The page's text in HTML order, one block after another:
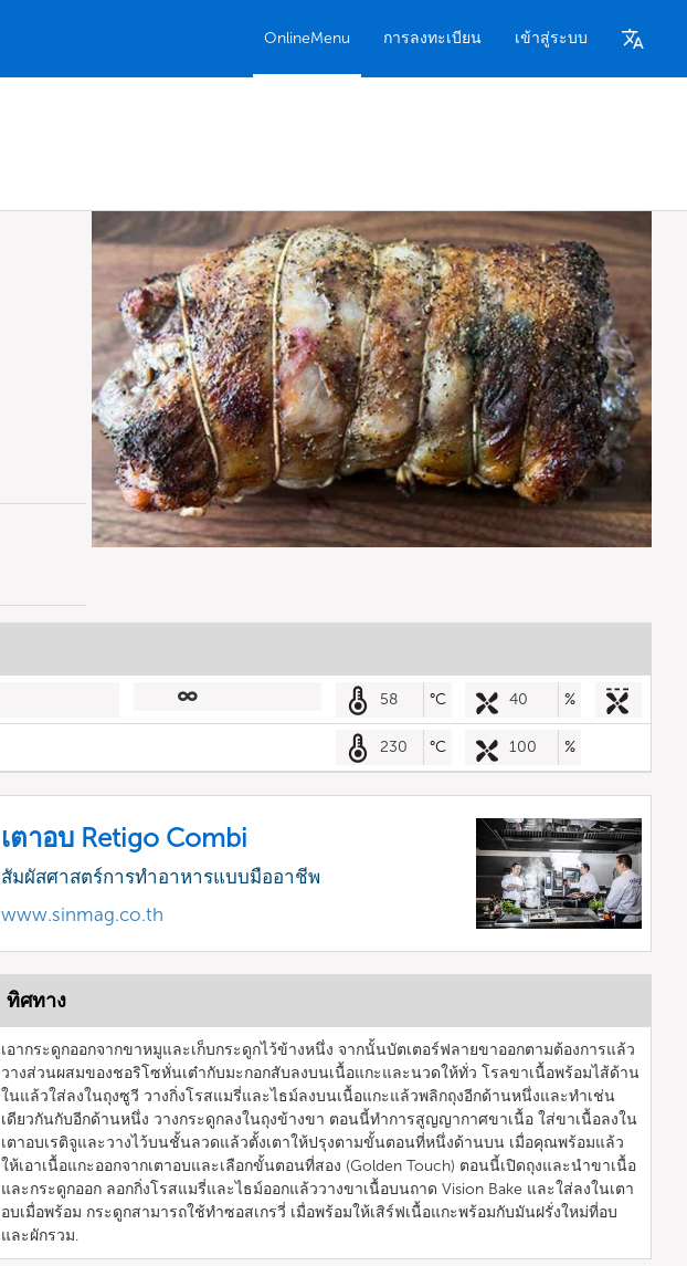
OnlineMenu การลงทะเบียน เข้าสู่ระบบ
58 °C 40 %
230 °C 100 %
เตาอบ Retigo Combi
สัมผัสศาสตร์การทำอาหารแบบมืออาชีพ
www.sinmag.co.th
ทิศทาง
เอากระดูกออกจากขาหมูและเก็บกระดูกไว้ข้างหนึ่ง จากนั้นบัตเตอร์ฟลายขาออกตามต้องการแล้ว
วางส่วนผสมของชอริโซหั่นเต๋ากับมะกอกสับลงบนเนื้อแกะและนวดให้ทั่ว โรลขาเนื้อพร้อมไส้ด้าน
ในแล้วใส่ลงในถุงซูวี วางกิ่งโรสแมรี่และไธม์ลงบนเนื้อแกะแล้วพลิกถุงอีกด้านหนึ่งและทำเช่น
เดียวกันกับอีกด้านหนึ่ง วางกระดูกลงในถุงข้างขา ตอนนี้ทำการสูญญากาศขาเนื้อ ใส่ขาเนื้อลงใน
เตาอบเรติจูและวางไว้บนชั้นลวดแล้วตั้งเตาให้ปรุงตามขั้นตอนที่หนึ่งด้านบน เมื่อคุณพร้อมแล้ว
ให้เอาเนื้อแกะออกจากเตาอบและเลือกขั้นตอนที่สอง (Golden Touch) ตอนนี้เปิดถุงและนำขาเนื้อ
และกระดูกออก ลอกกิ่งโรสแมรี่และไธม์ออกแล้ววางขาเนื้อบนถาด Vision Bake และใส่ลงในเตา
อบเมื่อพร้อม กระดูกสามารถใช้ทำซอสเกรวี่ เมื่อพร้อมให้เสิร์ฟเนื้อแกะพร้อมกับมันฝรั่งใหม่ที่อบ
และผักรวม.